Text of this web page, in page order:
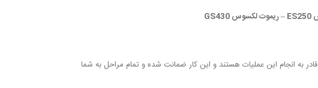
قادر به انجام این عملیات هستند و این کار ضمانت شده و تمام مراحل به شما